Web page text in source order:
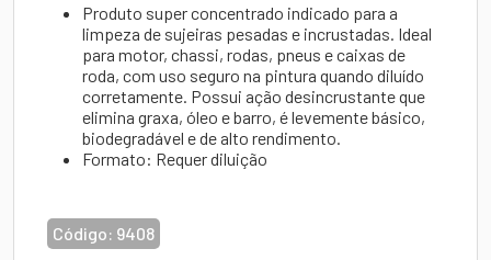
Produto super concentrado indicado para a
limpeza de sujeiras pesadas e incrustadas. Ideal
para motor, chassi, rodas, pneus e caixas de
roda, com uso seguro na pintura quando diluído
corretamente. Possui ação desincrustante que
elimina graxa, óleo e barro, é levemente básico,
biodegradável e de alto rendimento.
Formato: Requer diluição
Código: 9408